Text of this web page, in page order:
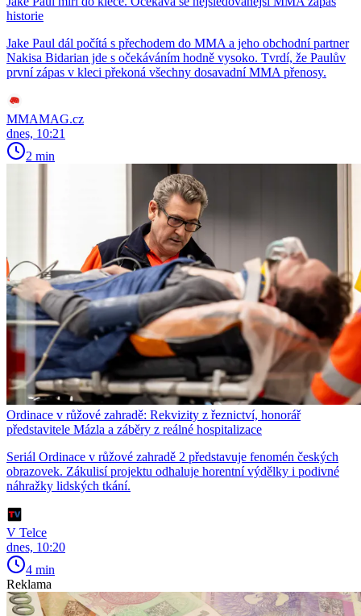
historie
Jake Paul dál počítá s přechodem do MMA a jeho obchodní partner
Nakisa Bidarian jde s očekáváním hodně vysoko. Tvrdí, že Paulův
první zápas v kleci překoná všechny dosavadní MMA přenosy.
MMAMAG.cz
dnes, 10:21
2 min
Ordinace v růžové zahradě: Rekvizity z řeznictví, honorář
představitele Mázla a záběry z reálné hospitalizace
Seriál Ordinace v růžové zahradě 2 představuje fenomén českých
obrazovek. Zákulisí projektu odhaluje horentní výdělky i podivné
náhražky lidských tkání.
V Telce
dnes, 10:20
4 min
Reklama